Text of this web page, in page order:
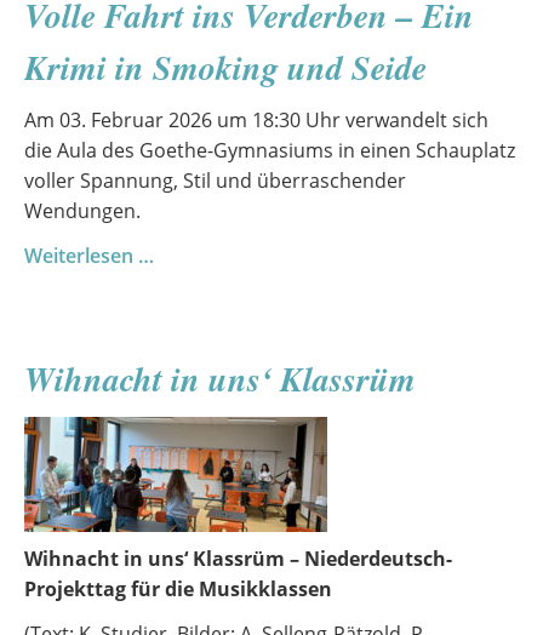
Volle Fahrt ins Verderben – Ein
Krimi in Smoking und Seide
Am 03. Februar 2026 um 18:30 Uhr verwandelt sich
die Aula des Goethe-Gymnasiums in einen Schauplatz
voller Spannung, Stil und überraschender
Wendungen.
Weiterlesen …
–
Krimi
in
Smoking
und
Seide
Wihnacht in uns‘ Klassrüm
Wihnacht in uns‘ Klassrüm – Niederdeutsch-
Projekttag für die Musikklassen